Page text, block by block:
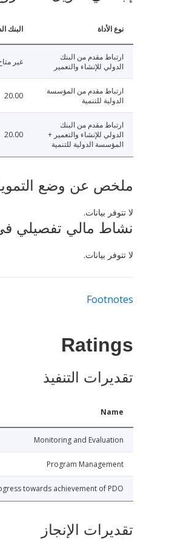
نوع الأداة البنك
ارتباط مقدم من البنك
الدولي للإنشاء والتعمير
غير
ارتباط مقدم من المؤسسة
الدولية للتنمية
20.00
ارتباط مقدم من البنك
الدولي للإنشاء والتعمير +
المؤسسة الدولية للتنمية
20.00
ملخص عن وضع التمويل
لا تتوفر بيانات.
نشاط مالي تفصيلي في 2026/07/
لا تتوفر بيانات.
Footnotes
Ratings
تقديرات التنفيذ
Name
Monitoring and Evaluation
Program Management
towards achievement of PDO
تقديرات الإنجاز